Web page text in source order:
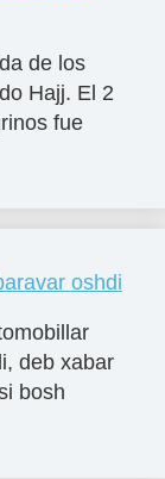
de los
Hajj. El 2
fue
oshdi
deb xabar
bosh